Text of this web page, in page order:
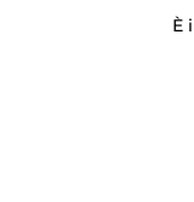
È